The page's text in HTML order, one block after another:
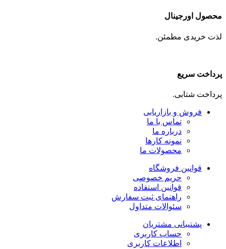
محصول اورجینال
لذت خریدی مطمئن.
پرداخت سریع
پرداخت شتابی.
فروش و بازاریابی
تماس با ما
درباره ما
نمونه کارها
محصولات ما
قوانین فروشگاه
حریم خصوصی
قوانین استفاده
راهنمای ثبت سفارش
سئوالات متداول
پشتیبانی مشتریان
حساب کاربری
اطلاعات کاربری